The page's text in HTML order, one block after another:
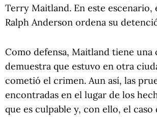
Terry Maitland. En este escenario,
Ralph Anderson ordena su
Como defensa, Maitland tiene una
demuestra que estuvo en otra
cometió el crimen. Aun así, las
encontradas en el lugar de los
que es culpable y, con ello, el caso